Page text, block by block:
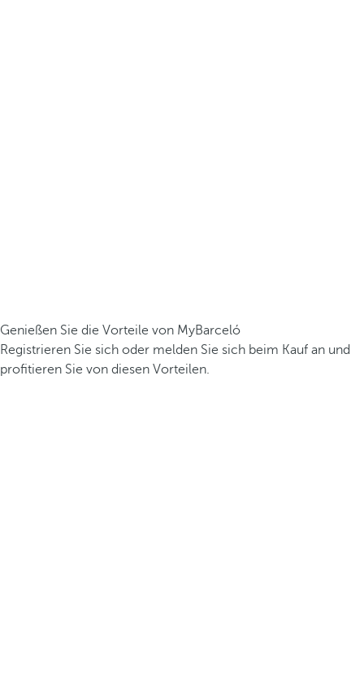
Genießen Sie die Vorteile von MyBarceló
Registrieren Sie sich oder melden Sie sich beim Kauf an und
profitieren Sie von diesen Vorteilen.